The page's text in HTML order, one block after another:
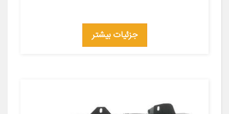
جزئیات بیشتر